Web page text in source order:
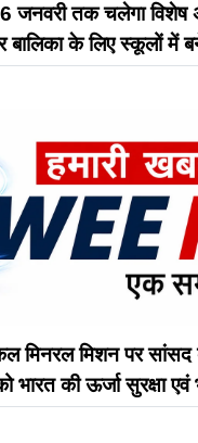
तक चलेगा विशेष
बालिका के लिए स्कूलों में
मिनरल मिशन पर
भारत की ऊर्जा सुरक्षा एवं
का अग्रणी राज्य बनाने